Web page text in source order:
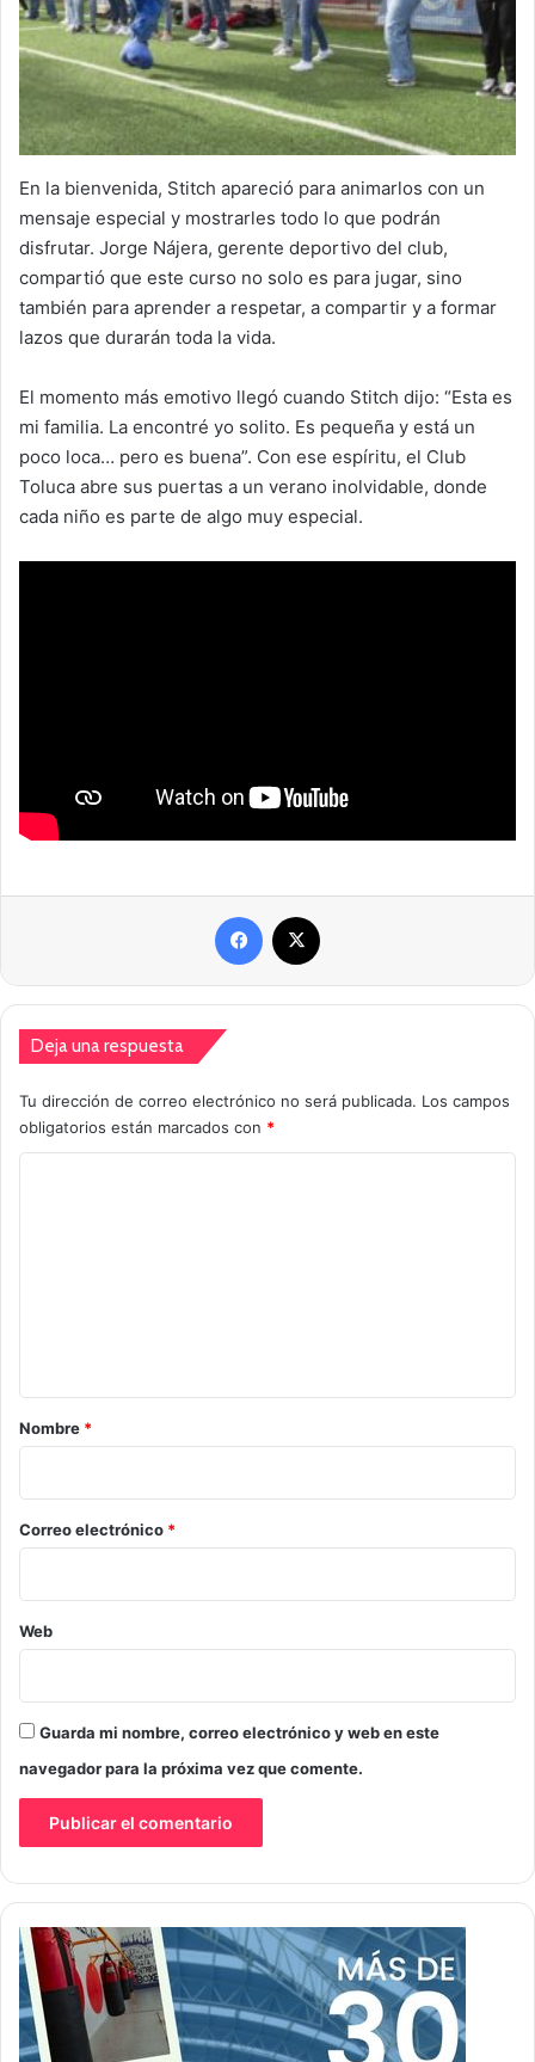
En la bienvenida, Stitch apareció para animarlos con un
mensaje especial y mostrarles todo lo que podrán
disfrutar. Jorge Nájera, gerente deportivo del club,
compartió que este curso no solo es para jugar, sino
también para aprender a respetar, a compartir y a formar
lazos que durarán toda la vida.
El momento más emotivo llegó cuando Stitch dijo: “Esta es
mi familia. La encontré yo solito. Es pequeña y está un
poco loca… pero es buena”. Con ese espíritu, el Club
Toluca abre sus puertas a un verano inolvidable, donde
cada niño es parte de algo muy especial.
Facebook
Deja una respuesta
Tu dirección de correo electrónico no será publicada. Los campos
obligatorios están marcados con *
r
i
o
*
Nombre *
Correo electrónico *
Web
Guarda mi nombre, correo electrónico y web en este
navegador para la próxima vez que comente.